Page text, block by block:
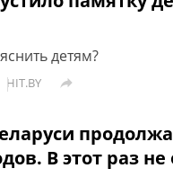
детям?
HIT.BY 
В этот раз